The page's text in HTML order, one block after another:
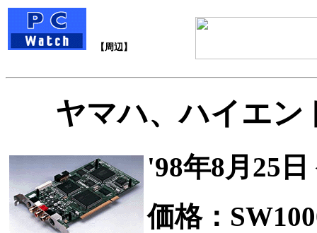
【周辺】
ヤマハ、ハイエ
'98年8月25日
価格：